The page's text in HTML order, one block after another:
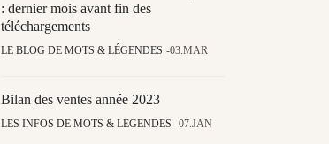
: dernier mois avant fin des
téléchargements
LE BLOG DE MOTS & LÉGENDES 03.MAR
Bilan des ventes année 2023
LES INFOS DE MOTS & LÉGENDES 07.JAN